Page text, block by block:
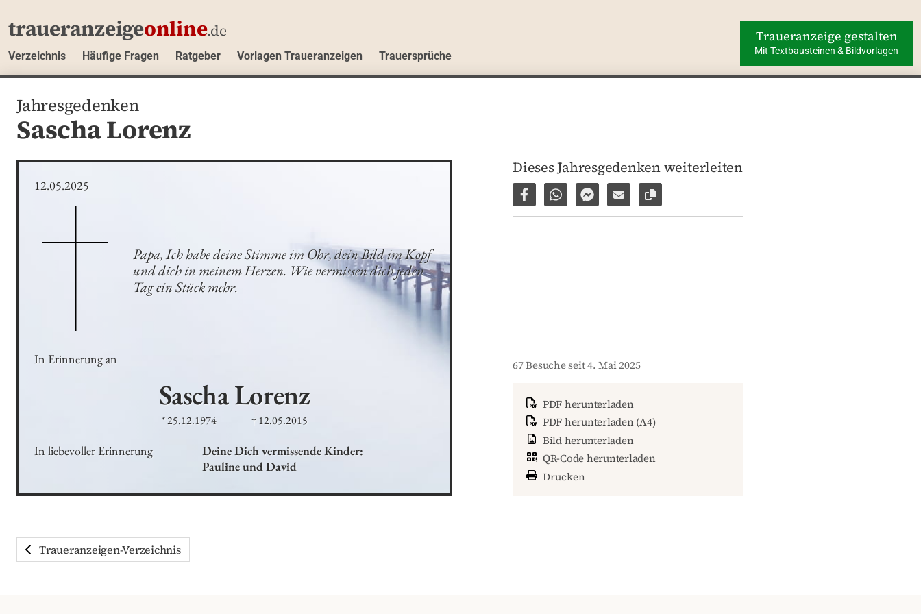
traueranzeigeonline.de
Verzeichnis Häufige Fragen Ratgeber Vorlagen Traueranzeigen Trauersprüche
Traueranzeige gestalten
Mit Textbausteinen & Bildvorlagen
Jahresgedenken
Sascha Lorenz
12.05.2025
Papa, Ich habe deine Stimme im Ohr, dein Bild im Kopf
und dich in meinem Herzen. Wie vermissen dich jeden
Tag ein Stück mehr.
In Erinnerung an
SaschaLorenz
* 25.12.1974 † 12.05.2015
In liebevoller Erinnerung
Deine Dich vermissende Kinder:
Pauline und David
Dieses Jahresgedenken weiterleiten
Auf Facebook teilen
Per WhatsApp weiterleiten
Per Facebook Messenger weiterleiten
Per E-Mail versenden
Link zur Seite kopieren
67 Besuche seit 4. Mai 2025
PDF herunterladen
PDF herunterladen (A4)
Bild herunterladen
QR-Code herunterladen
Drucken
Traueranzeigen-Verzeichnis